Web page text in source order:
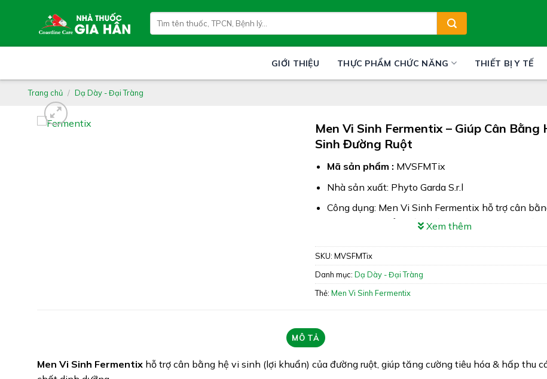
kiếm:
GIỚI THIỆU THỰC PHẨM CHỨC NĂNG THIẾT BỊ Y TẾ
Trang chủ / Dạ Dày - Đại Tràng
Men Vi Sinh Fermentix – Giúp Cân Bằng
Sinh Đường Ruột
Mã sản phẩm : MVSFMTix
Nhà sản xuất: Phyto Garda S.r.l
Công dụng: Men Vi Sinh Fermentix hỗ trợ cân
vi sinh (lợi khuẩn) của đường ruột, giúp tăng cường
chảy, đầy bụng, khó tiêu, sống phân, rối loạn tiêu
dùng kháng sinh, thực phẩm không đảm bảo
lượng
Tình trạng hàng: Hết Hàng
Xem thêm
SKU: MVSFMTix
Danh mục: Dạ Dày - Đại Tràng
Thẻ: Men Vi Sinh Fermentix
MÔ TẢ
Men Vi Sinh Fermentix hỗ trợ cân bằng hệ vi sinh (lợi khuẩn) của đường ruột, giúp tăng cường tiêu hóa & hấp thu